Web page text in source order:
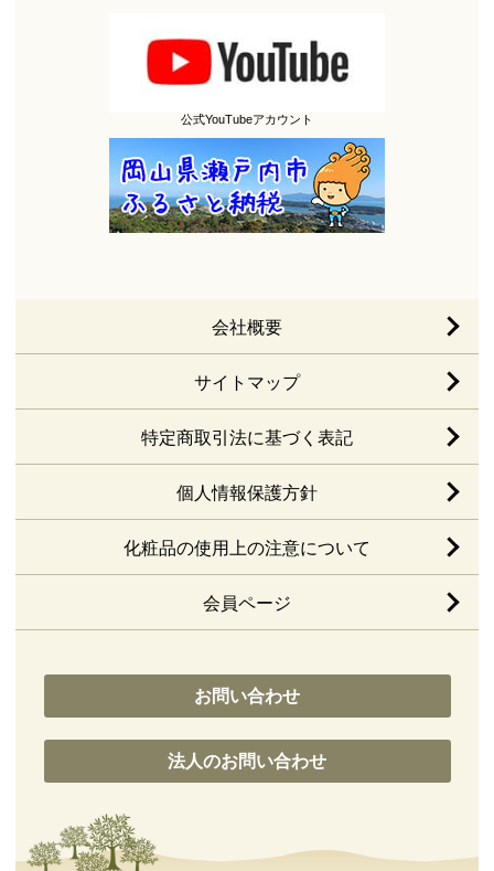
公式YouTubeアカウント
会社概要
サイトマップ
特定商取引法に基づく表記
個人情報保護方針
化粧品の使用上の注意について
会員ページ
お問い合わせ
法人のお問い合わせ